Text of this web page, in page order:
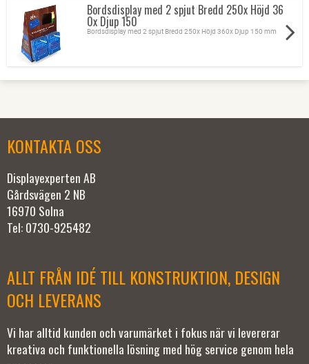
Bordsdisplay med 2 spjut Bredd 250x Höjd 36
0x Djup 150
Bordsdisplay med 2 spjut Bredd 250x Höjd 360x Djup 150 mm
KONTAKTA OSS
Displayexperten AB
Gårdsvägen 2 NB
16970 Solna
Tel: 0730-925482
ALLT FRÅN IDÉ TILL KONSTRUKTION, DESIGN
OCH LEVERANS
Vi har alltid kunden och varumärket i fokus när vi levererar
kreativa och funktionella lösning med hög service genom hela